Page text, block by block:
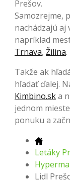
Prešov.
Samozrejme,
nachádzajú aj
napríklad
Trnava, Žilina.
Takže ak
hľadať ďalej.
Kimbino.ska
jednom
ponuku a
Letáky
Lidl